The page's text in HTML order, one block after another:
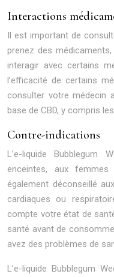
Interactions
Il est important de
prenez des médicaments,
interagir avec certains
l’efficacité de certains
consulter votre médecin
base de CBD, y compris
Contre-indications
L’e-liquide Bubblegum
enceintes, aux
également déconseillé
cardiaques ou
compte votre état de
santé avant de
avez des problèmes de
L’e-liquide Bubblegum